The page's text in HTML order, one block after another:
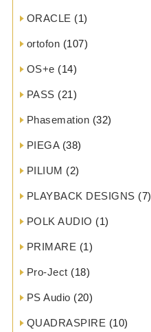
ORACLE (1)
ortofon (107)
OS+e (14)
PASS (21)
Phasemation (32)
PIEGA(38)
PILIUM (2)
PLAYBACK DESIGNS (7)
POLK AUDIO (1)
PRIMARE (1)
Pro-Ject (18)
PS Audio (20)
QUADRASPIRE (10)